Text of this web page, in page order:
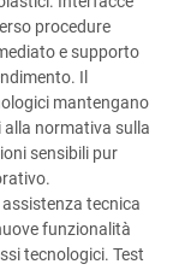
procedure
e supporto
Il
mantengano
normativa sulla
sensibili pur
tecnica
funzionalità
tecnologici. Test